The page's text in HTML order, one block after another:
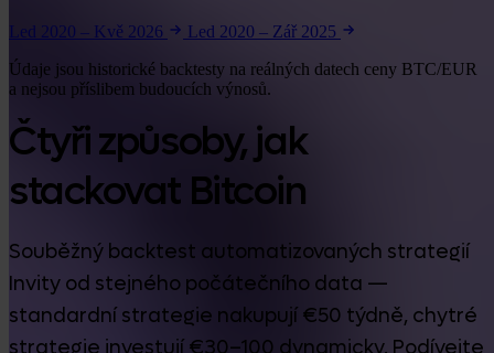
Led 2020 – Kvě 2026
Led 2020 – Zář 2025
Údaje jsou historické backtesty na reálných datech ceny BTC/EUR
a nejsou příslibem budoucích výnosů.
Čtyři způsoby, jak
stackovat Bitcoin
Souběžný backtest automatizovaných strategií
Invity od stejného počátečního data —
standardní strategie nakupují €50 týdně, chytré
strategie investují €30–100 dynamicky. Podívejte